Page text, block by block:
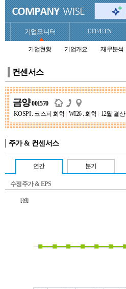
기업모니터 ETF/ETN
기업현황 기업개요 재무분석
컨센서스
금양001570
KOSPI : 코스피 화학 WI26 : 화학 12월 결산
주가 & 컨센서스
연간 분기
수정주가 & EPS
[원]